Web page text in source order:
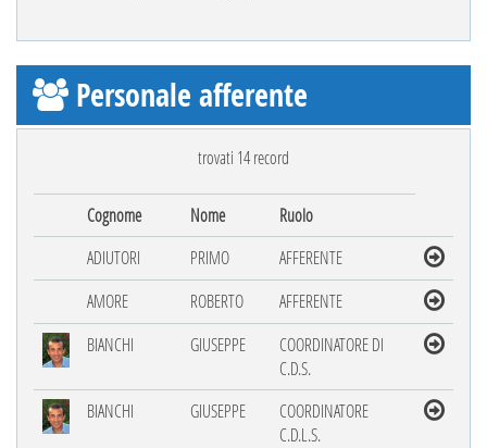
Personale afferente
trovati 14 record
Cognome Nome
Ruolo
ADIUTORI
PRIMO
AFFERENTE
AMORE
ROBERTO
AFFERENTE
BIANCHI
GIUSEPPE
COORDINATORE DI
C.D.S.
BIANCHI
GIUSEPPE
COORDINATORE
C.D.L.S.